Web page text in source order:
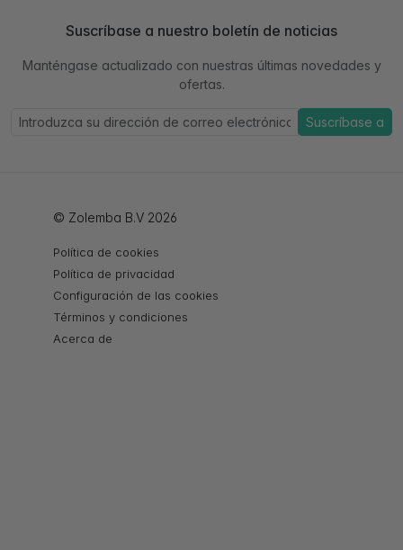
Suscríbase a nuestro boletín de noticias
Manténgase actualizado con nuestras últimas novedades y
ofertas.
Suscríbase a
© Zolemba B.V 2026
Política de cookies
Política de privacidad
Configuración de las cookies
Términos y condiciones
Acerca de